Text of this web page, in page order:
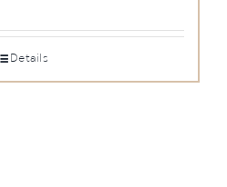
Details